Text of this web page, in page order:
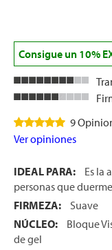
Consigue un 10%
9
Ver opiniones
IDEAL PARA:
Es la
personas que
FIRMEZA:
Suave
NÚCLEO:
Bloque
de gel